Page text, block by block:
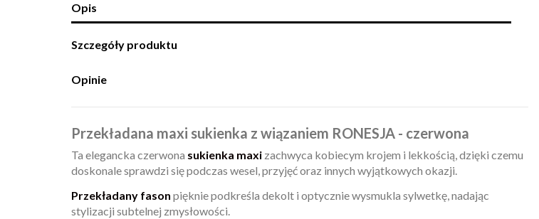
Opis
Szczegóły produktu
Opinie
Przekładana maxi sukienka z wiązaniem RONESJA - czerwona
Ta elegancka czerwona sukienka maxi zachwyca kobiecym krojem i lekkością, dzięki czemu
doskonale sprawdzi się podczas wesel, przyjęć oraz innych wyjątkowych okazji.
Przekładany fason pięknie podkreśla dekolt i optycznie wysmukla sylwetkę, nadając
stylizacji subtelnej zmysłowości.